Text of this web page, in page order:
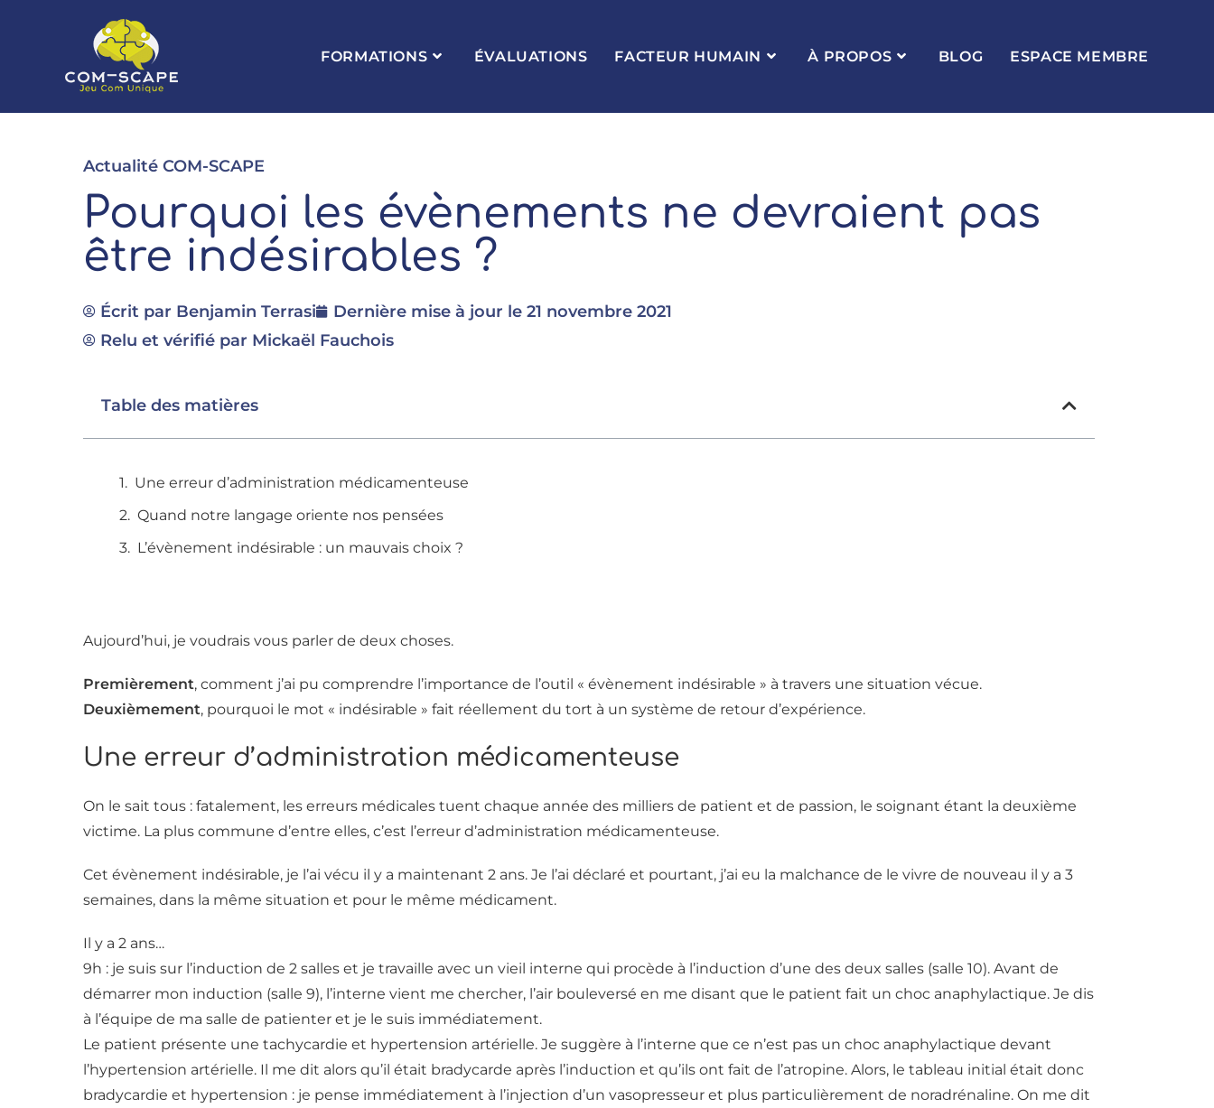
FORMATIONS ÉVALUATIONS FACTEUR HUMAIN À PROPOS BLOG ESPACE MEMBRE
Actualité COM-SCAPE
Pourquoi les évènements ne devraient pas
être indésirables ?
Écrit par Benjamin Terrasi Dernière mise à jour le 21 novembre 2021
Relu et vérifié par Mickaël Fauchois
Table des matières
Une erreur d’administration médicamenteuse
Quand notre langage oriente nos pensées
L’évènement indésirable : un mauvais choix ?
Aujourd’hui, je voudrais vous parler de deux choses.
Premièrement, comment j’ai pu comprendre l’importance de l’outil « évènement indésirable » à travers une situation vécue.
Deuxièmement, pourquoi le mot « indésirable » fait réellement du tort à un système de retour d’expérience.
Une erreur d’administration médicamenteuse
On le sait tous : fatalement, les erreurs médicales tuent chaque année des milliers de patient et de passion, le soignant étant la deuxième
victime. La plus commune d’entre elles, c’est l’erreur d’administration médicamenteuse.
Cet évènement indésirable, je l’ai vécu il y a maintenant 2 ans. Je l’ai déclaré et pourtant, j’ai eu la malchance de le vivre de nouveau il y a 3
semaines, dans la même situation et pour le même médicament.
Il y a 2 ans…
9h : je suis sur l’induction de 2 salles et je travaille avec un vieil interne qui procède à l’induction d’une des deux salles (salle 10). Avant de
démarrer mon induction (salle 9), l’interne vient me chercher, l’air bouleversé en me disant que le patient fait un choc anaphylactique. Je dis
à l’équipe de ma salle de patienter et je le suis immédiatement.
Le patient présente une tachycardie et hypertension artérielle. Je suggère à l’interne que ce n’est pas un choc anaphylactique devant
l’hypertension artérielle. Il me dit alors qu’il était bradycarde après l’induction et qu’ils ont fait de l’atropine. Alors, le tableau initial était donc
bradycardie et hypertension : je pense immédiatement à l’injection d’un vasopresseur et plus particulièrement de noradrénaline. On me dit